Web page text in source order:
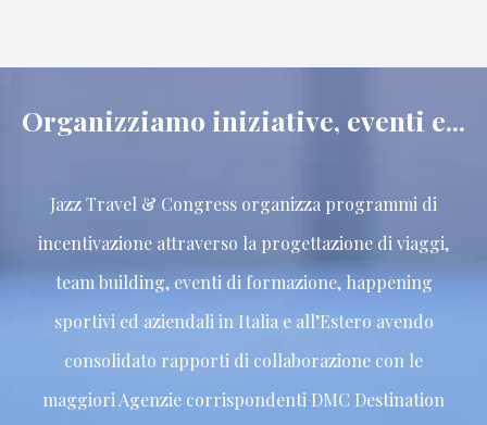
Organizziamo iniziative, eventi e...
Jazz Travel & Congress organizza programmi di
incentivazione attraverso la progettazione di viaggi,
team building, eventi di formazione, happening
sportivi ed aziendali in Italia e all’Estero avendo
consolidato rapporti di collaborazione con le
maggiori Agenzie corrispondenti DMC Destination